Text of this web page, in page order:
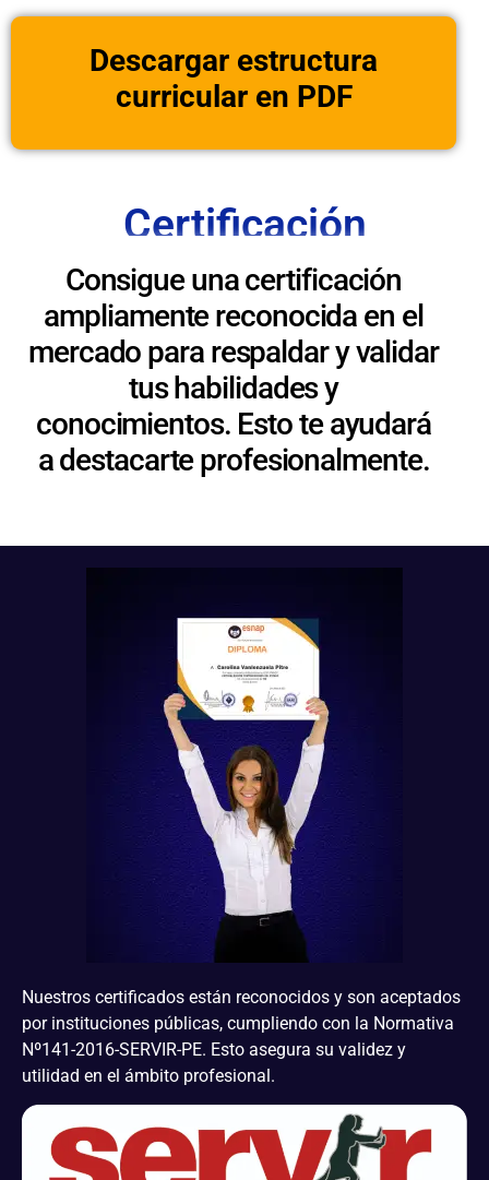
Descargar estructura
curricular en PDF
Certificación
Consigue una certificación
ampliamente reconocida en el
mercado para respaldar y validar
tus habilidades y
conocimientos. Esto te ayudará
a destacarte profesionalmente.
Nuestros certificados están reconocidos y son aceptados
por instituciones públicas, cumpliendo con la Normativa
Nº141-2016-SERVIR-PE. Esto asegura su validez y
utilidad en el ámbito profesional.